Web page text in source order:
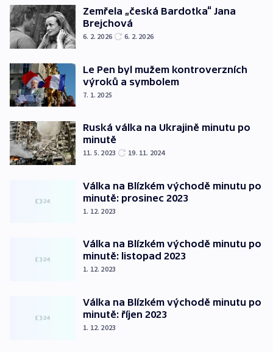
Zemřela „česká Bardotka“ Jana
Brejchová
6. 2. 2026 6. 2. 2026
Le Pen byl mužem kontroverzních
výroků a symbolem
7. 1. 2025
Ruská válka na Ukrajině minutu po
minutě
11. 5. 2023 19. 11. 2024
Válka na Blízkém východě minutu po
minutě: prosinec 2023
1. 12. 2023
Válka na Blízkém východě minutu po
minutě: listopad 2023
1. 12. 2023
Válka na Blízkém východě minutu po
minutě: říjen 2023
1. 12. 2023